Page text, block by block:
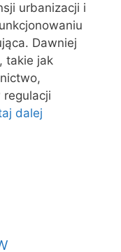
urbanizacji i
Dawniej
takie jak
regulacji
dalej